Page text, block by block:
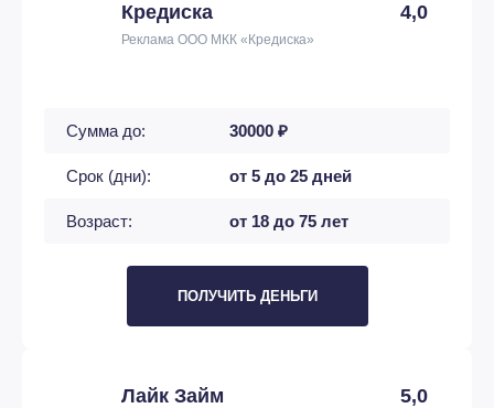
Кредиска 4,0
Реклама ООО МКК «Кредиска»
Сумма до: 30000 ₽
Срок (дни): от 5 до 25 дней
Возраст: от 18 до 75 лет
ПОЛУЧИТЬ ДЕНЬГИ
Лайк Займ 5,0